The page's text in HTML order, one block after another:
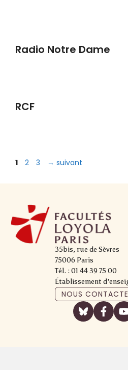
Radio Notre Dame
RCF
Page
1 Page
2 Page
3 → suivant
35bis, rue de Sèvres
75006 Paris
Tél. : 01 44 39 75 00
Établissement
NOUS